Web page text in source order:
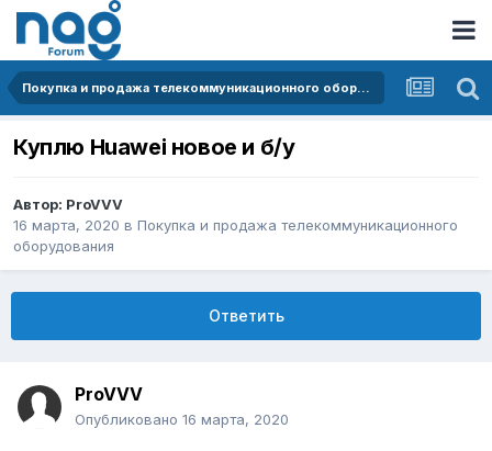
Покупка и продажа телекоммуникационного оборудования
Куплю Huawei новое и б/у
Автор: ProVVV
16 марта, 2020 в Покупка и продажа телекоммуникационного
оборудования
Ответить
ProVVV
Опубликовано 16 марта, 2020